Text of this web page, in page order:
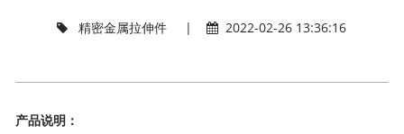
精密金属拉伸件 | 2022-02-26 13:36:16
产品说明：